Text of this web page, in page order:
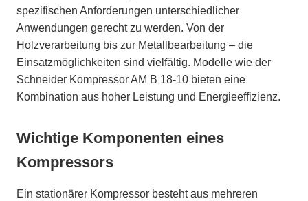
spezifischen Anforderungen unterschiedlicher
Anwendungen gerecht zu werden. Von der
Holzverarbeitung bis zur Metallbearbeitung – die
Einsatzmöglichkeiten sind vielfältig. Modelle wie der
Schneider Kompressor AM B 18-10 bieten eine
Kombination aus hoher Leistung und Energieeffizienz.
Wichtige Komponenten eines
Kompressors
Ein stationärer Kompressor besteht aus mehreren